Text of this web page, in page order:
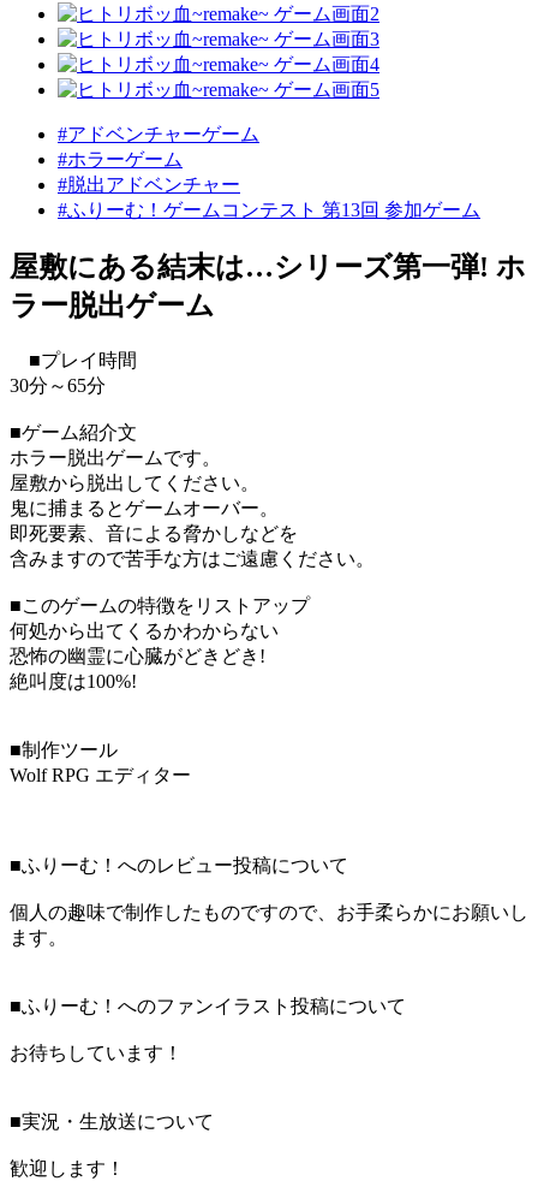
#アドベンチャーゲーム
#ホラーゲーム
#脱出アドベンチャー
#ふりーむ！ゲームコンテスト 第13回 参加ゲーム
屋敷にある結末は…シリーズ第一弾! ホ
ラー脱出ゲーム
■プレイ時間
30分～65分
■ゲーム紹介文
ホラー脱出ゲームです。
屋敷から脱出してください。
鬼に捕まるとゲームオーバー。
即死要素、音による脅かしなどを
含みますので苦手な方はご遠慮ください。
■このゲームの特徴をリストアップ
何処から出てくるかわからない
恐怖の幽霊に心臓がどきどき!
絶叫度は100%!
■制作ツール
Wolf RPG エディター
■ふりーむ！へのレビュー投稿について
個人の趣味で制作したものですので、お手柔らかにお願いし
ます。
■ふりーむ！へのファンイラスト投稿について
お待ちしています！
■実況・生放送について
歓迎します！